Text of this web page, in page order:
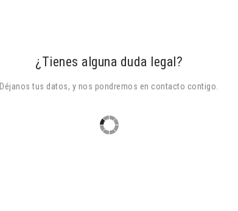
¿Tienes alguna duda legal?
Déjanos tus datos, y nos pondremos en contacto contigo.